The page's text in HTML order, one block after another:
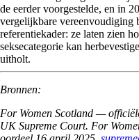
de eerder voorgestelde, en in
vergelijkbare vereenvoudiging
referentiekader: ze laten zien
seksecategorie kan
uitholt.
Bronnen:
For Women Scotland —
UK Supreme Court. For